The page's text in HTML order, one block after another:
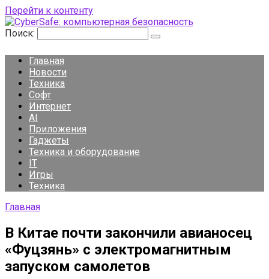
Перейти к контенту
Поиск:
Главная
Новости
Техника
Софт
Интернет
AI
Приложения
Гаджеты
Техника и оборудование
IT
Игры
Техника
Главная
В Китае почти закончили авианосец
«Фуцзянь» с электромагнитным
запуском самолетов